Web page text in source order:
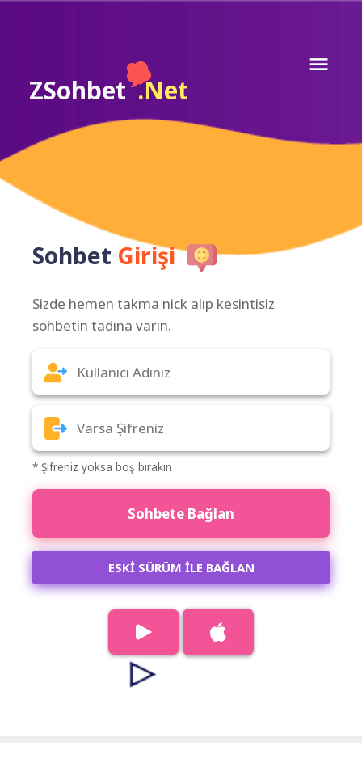
ZSohbet .Net
Sohbet Girişi
Sizde hemen takma nick alıp kesintisiz
sohbetin tadına varın.
* Şifreniz yoksa boş bırakın
Sohbete Bağlan
ESKİ SÜRÜM İLE BAĞLAN